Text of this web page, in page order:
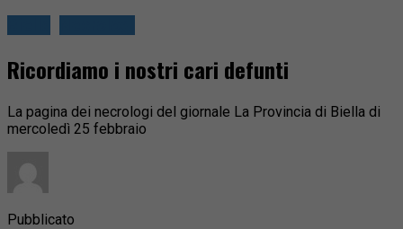
Ricordiamo i nostri cari defunti
La pagina dei necrologi del giornale La Provincia di Biella di
mercoledì 25 febbraio
Pubblicato